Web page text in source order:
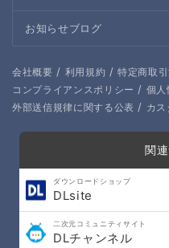
お知らせブログ
会社概要 / 利用規約 / 特定商取
コンプライアンスポリシー / 個人
外部送信規律に関する公表 / カ
関
ダウンロードショップ
DLsite
二次元コミュニティサイト
DLチャンネル